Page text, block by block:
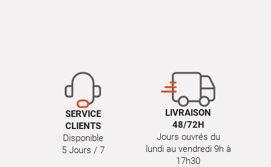
SERVICE
CLIENTS
Disponible
5 Jours / 7
LIVRAISON
48/72H
Jours ouvrés du
lundi au vendredi 9h à
17h30